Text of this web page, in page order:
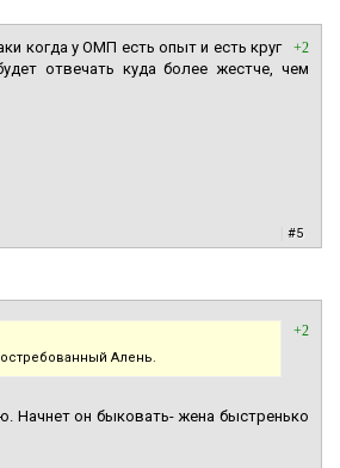
+2
когда у ОМП есть опыт и есть круг
отвечать куда более жестче, чем
#5
+2
Алень.
Начнет он быковать- жена быстренько